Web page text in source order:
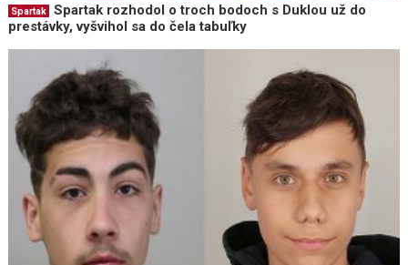
Spartak
Spartak rozhodol o troch bodoch s Duklou už do
prestávky, vyšvihol sa do čela tabuľky